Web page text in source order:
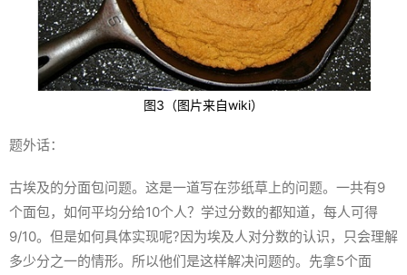
图3（图片来自wiki）
题外话：
古埃及的分面包问题。这是一道写在莎纸草上的问题。一共有9
个面包，如何平均分给10个人？学过分数的都知道，每人可得
9/10。但是如何具体实现呢?因为埃及人对分数的认识，只会理解
多少分之一的情形。所以他们是这样解决问题的。先拿5个面